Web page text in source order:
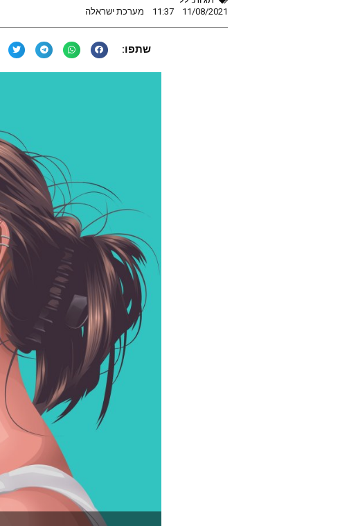
11/08/2021
11:37 מערכת ישראלה
שתפו: